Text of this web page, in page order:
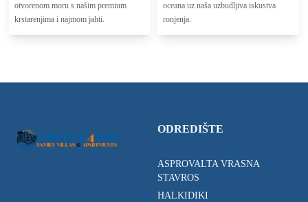
otvorenom moru s našim premium
krstarenjima i najmom jahti.
oceana uz naša uzbudljiva iskustva
ronjenja.
ODREDIŠTE
ASPROVALTA VRASNA
STAVROS
HALKIDIKI